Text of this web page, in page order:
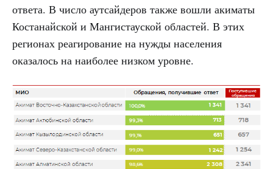
ответа. В число аутсайдеров также вошли акиматы
Костанайской и Мангистауской областей. В этих
регионах реагирование на нужды населения
оказалось на наиболее низком уровне.